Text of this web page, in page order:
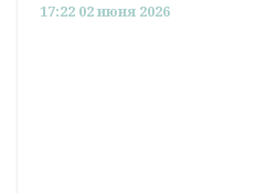
17:22 02 июня 2026